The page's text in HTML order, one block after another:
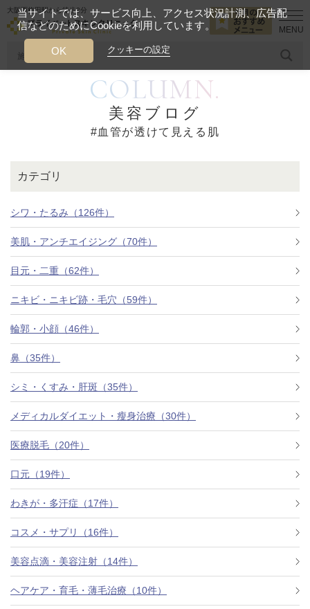
大阪西梅田駅から徒歩2分
糸リフト ヒアルロン酸
今月のおすすめメニュー
クリニックについて
料金一覧
施術症例
初めての方へ
お悩みで探す
医師紹介
アクセス
西梅田から徒歩2分
ついて
血管が透けて見える肌
COLUMN.
美容ブログ
#血管が透けて見える肌
カテゴリ
シワ・たるみ（126件）
美肌・アンチエイジング（70件）
目元・二重（62件）
ニキビ・ニキビ跡・毛穴（59件）
輪郭・小顔（46件）
鼻（35件）
シミ・くすみ・肝斑（35件）
メディカルダイエット・瘦身治療（30件）
医療脱毛（20件）
口元（19件）
わきが・多汗症（17件）
コスメ・サプリ（16件）
美容点滴・美容注射（14件）
ヘアケア・育毛・薄毛治療（10件）
当サイトでは、サービス向上、アクセス状況計測、広告配
信などのためにCookieを利用しています。
クッキーの設定
OK